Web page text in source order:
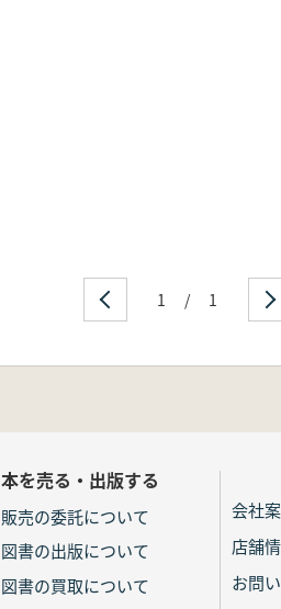
1 / 1
本を売る・出版する
販売の委託について
図書の出版について
図書の買取について
会社
店舗
お問